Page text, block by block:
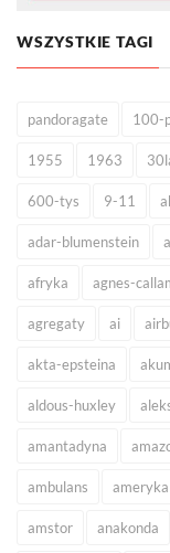
WSZYSTKIE TAGI
pandoragate 100-
1955 1963
600-tys 9-11
adar-blumenstein
afryka agnes-
agregaty ai
akta-epsteina
aldous-huxley
amantadyna
ambulans ameryka
amstor anakonda